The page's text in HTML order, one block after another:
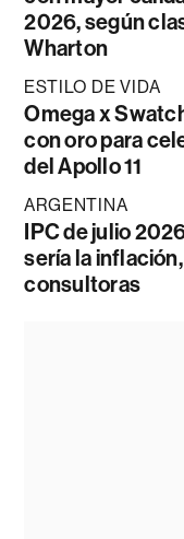
2026, según
Wharton
ESTILO DE VIDA
Omega x
con oro para
del Apollo 11
ARGENTINA
IPC de julio
sería la
consultoras